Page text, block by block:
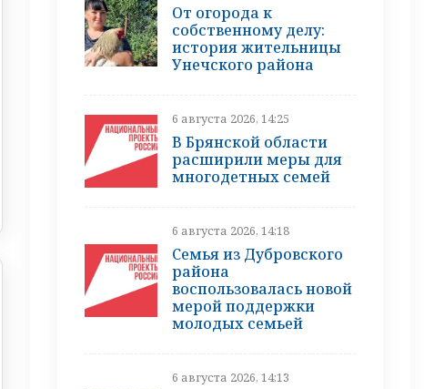
От огорода к
собственному делу:
история жительницы
Унечского района
6 августа 2026, 14:25
В Брянской области
расширили меры для
многодетных семей
6 августа 2026, 14:18
Семья из Дубровского
района
воспользовалась новой
мерой поддержки
молодых семьей
6 августа 2026, 14:13